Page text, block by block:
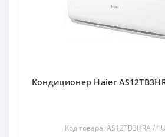
Кондиционер Haier
Код товара: AS12TB3HRA /